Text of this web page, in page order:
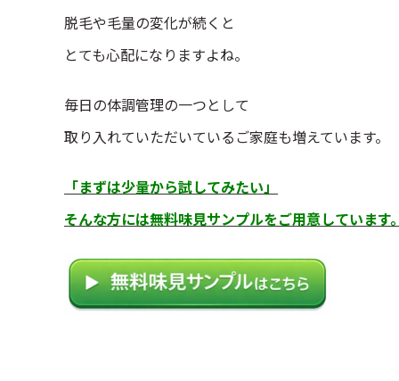
脱毛や毛量の変化が続くと
とても心配になりますよね。
毎日の体調管理の一つとして
取り入れていただいているご家庭も増えています。
「まずは少量から試してみたい」
そんな方には無料味見サンプルをご用意しています。